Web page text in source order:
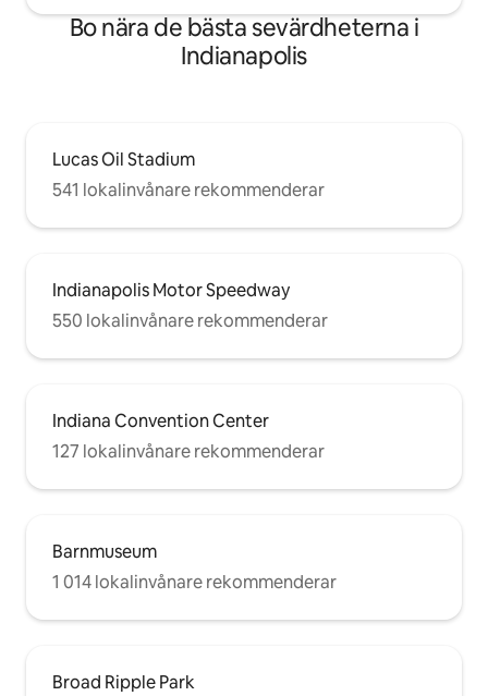
Bo nära de bästa sevärdheterna i
Indianapolis
Lucas Oil Stadium
541 lokalinvånare rekommenderar
Indianapolis Motor Speedway
550 lokalinvånare rekommenderar
Indiana Convention Center
127 lokalinvånare rekommenderar
Barnmuseum
1 014 lokalinvånare rekommenderar
Broad Ripple Park